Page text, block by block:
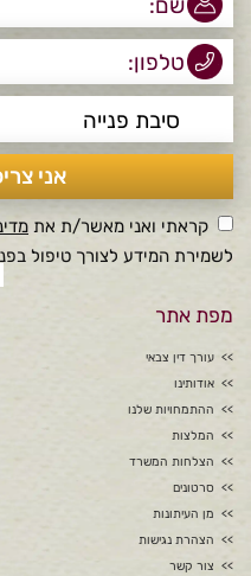
קראתי ואני מאשר/ת את
לשמירת המידע לצורך טיפול
מפת אתר
עורך דין צבאי
אודותינו
ההתמחויות שלנו
המלצות
הצלחות המשרד
סרטונים
מן העיתונות
הצהרת נגישות
צור קשר